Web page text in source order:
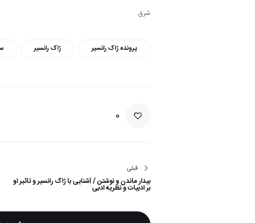
شرق
پرونده ژاک رانسیر ژاک رانسیر
0
راهبری
نوشته
قبلی
بیدار ماندن و نوشتن / آشنایی با ژاک رانسیر و تاثیر او
بر ادبیات و نظریه ادبی